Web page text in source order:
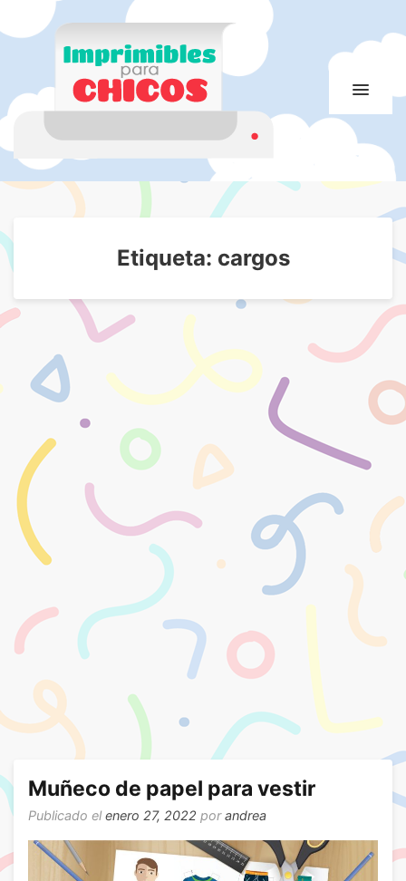
Imprimibles para
chicos
Imprimibles para chicos. Juegos. Imágenes educativas
Etiqueta: cargos
Muñeco de papel para vestir
Publicado elenero 27, 2022 porandrea